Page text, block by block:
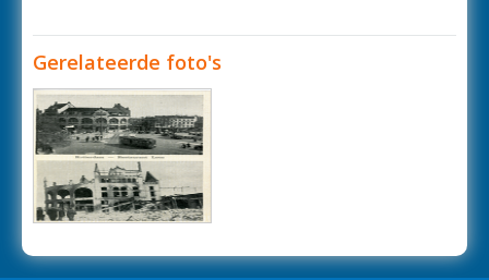
Gerelateerde foto's